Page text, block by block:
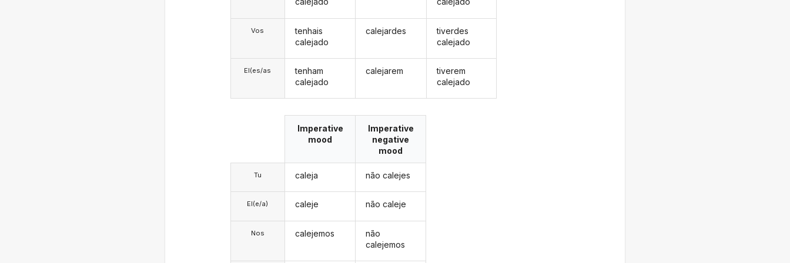
Vos
El(es/as
tenhais
calejado
tenham
calejado
calejardes
calejarem
tiverdes
calejado
tiverem
calejado
Tu
El(e/a)
Nos
Imperative
mood
caleja
caleje
calejemos
Imperative
negative
mood
não calejes
não caleje
não
calejemos